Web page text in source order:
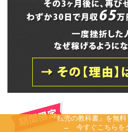
『転売の教科書』を無
→ 今すぐこちら